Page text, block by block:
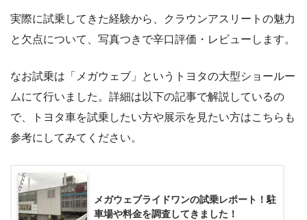
実際に試乗してきた経験から、クラウンアスリートの魅力
と欠点について、写真つきで辛口評価・レビューします。
なお試乗は「メガウェブ」というトヨタの大型ショールー
ムにて行いました。詳細は以下の記事で解説しているの
で、トヨタ車を試乗したい方や展示を見たい方はこちらも
参考にしてみてください。
メガウェブライドワンの試乗レポート！駐
車場や料金を調査してきました！